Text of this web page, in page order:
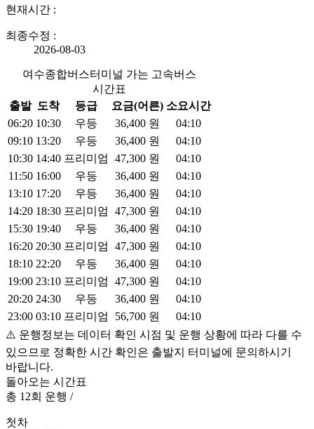
현재시간 :
최종수정 :
2026-08-03
여수종합버스터미널 가는 고속버스
시간표
출발 도착 등급 요금(어른) 소요시간
06:20 10:30 우등 36,400 원
04:10
09:10 13:20 우등 36,400 원
04:10
10:30 14:40 프리미엄 47,300 원
04:10
11:50 16:00 우등 36,400 원
04:10
13:10 17:20 우등 36,400 원
04:10
14:20 18:30 프리미엄 47,300 원
04:10
15:30 19:40 우등 36,400 원
04:10
16:20 20:30 프리미엄 47,300 원
04:10
18:10 22:20 우등 36,400 원
04:10
19:00 23:10 프리미엄 47,300 원
04:10
20:20 24:30 우등 36,400 원
04:10
23:00 03:10 프리미엄 56,700 원
04:10
⚠️ 운행정보는 데이터 확인 시점 및 운행 상황에 따라 다를 수
있으므로 정확한 시간 확인은 출발지 터미널에 문의하시기
바랍니다.
돌아오는 시간표
총 12회 운행 /
첫차